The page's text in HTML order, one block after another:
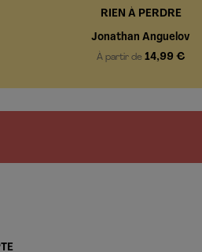
RIEN À PERDRE
Jonathan Anguelov
À partir de 14,99 €